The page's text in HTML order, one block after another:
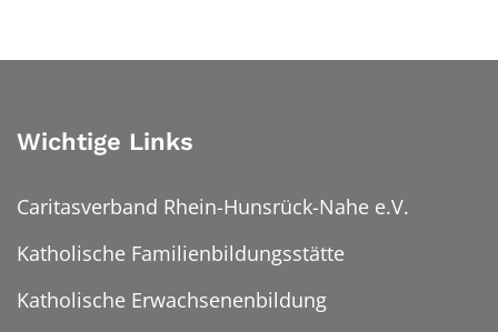
Wichtige Links
Caritasverband Rhein-Hunsrück-Nahe e.V.
Katholische Familienbildungsstätte
Katholische Erwachsenenbildung